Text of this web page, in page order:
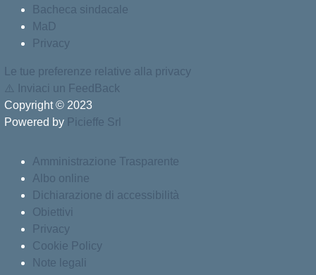
Bacheca sindacale
MaD
Privacy
Le tue preferenze relative alla privacy
⚠️
Inviaci un FeedBack
Copyright © 2023
Powered by Picieffe Srl
Amministrazione Trasparente
Albo online
Dichiarazione di accessibilità
Obiettivi
Privacy
Cookie Policy
Note legali